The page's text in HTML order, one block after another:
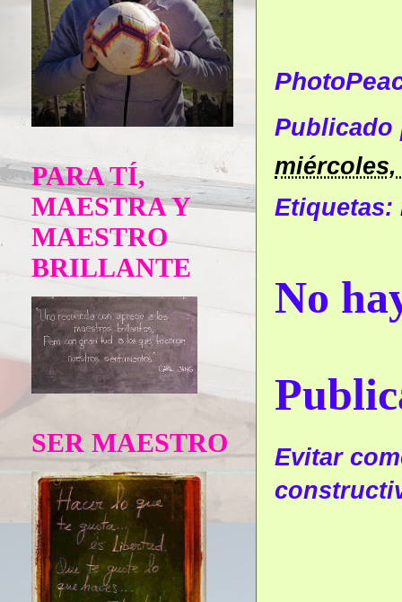
miércoles,
Etiquetas:
No
Evitar
PARA TÍ,
MAESTRA Y
MAESTRO
BRILLANTE
SER MAESTRO